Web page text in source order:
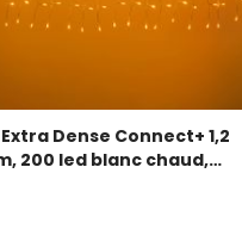
Dense Connect+ 1,2
200 led blanc chaud,
prolongeable